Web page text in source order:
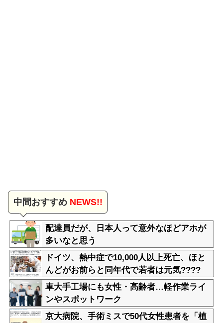
中間おすすめNEWS!!
配達員だが、日本人って意外なほどアホが
多いなと思う
ドイツ、熱中症で10,000人以上死亡、ほと
んどがお前らと同年代で若者は元気????
車大手工場にも女性・高齢者…軽作業ライ
ンやスポットワーク
京大病院、手術ミスで50代女性患者を「植